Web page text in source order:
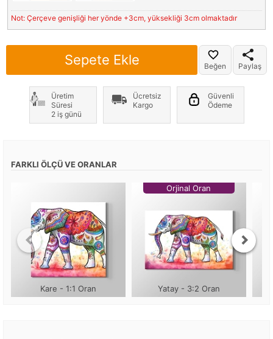
Not: Çerçeve genişliği her yönde +3cm, yüksekliği 3cm olmaktadır
Sepete Ekle Beğen Paylaş
Üretim
Süresi
2 iş günü
Ücretsiz
Kargo
Güvenli
Ödeme
FARKLI ÖLÇÜ VE ORANLAR
Kare - 1:1 Oran
Orjinal Oran
Yatay - 3:2 Oran